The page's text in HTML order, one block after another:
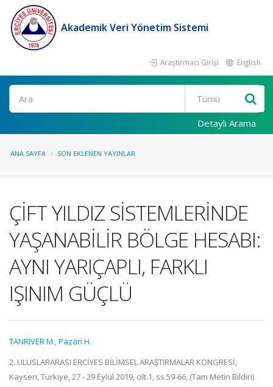
Akademik Veri Yönetim Sistemi
Araştırmacı Girişi English
Ara
Detaylı Arama
ANA SAYFA SON EKLENEN YAYINLAR
ÇİFT YILDIZ SİSTEMLERİNDE
YAŞANABİLİR BÖLGE HESABI:
AYNI YARIÇAPLI, FARKLI
IŞINIM GÜÇLÜ
TANRIVER M.,Pazan H.
2. ULUSLARARASI ERCİYES BİLİMSEL ARAŞTIRMALAR KONGRESİ,
Kayseri, Türkiye, 27 - 29 Eylül 2019, cilt.1, ss.59-66, (Tam Metin Bildiri)